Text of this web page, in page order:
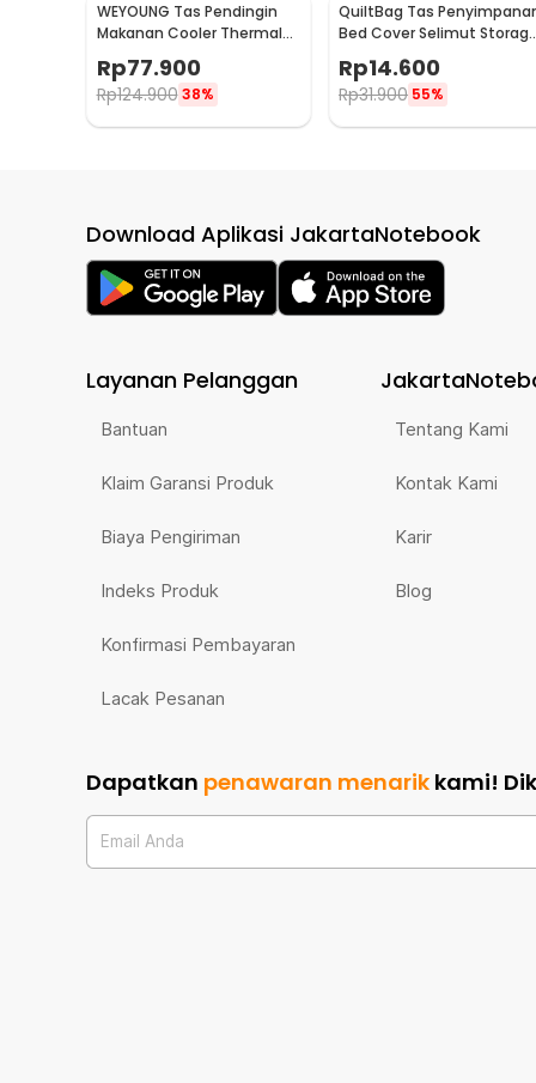
WEYOUNG Tas Pendingin
Makanan Cooler Thermal
Rp77.900
Rp124.900 38%
QuiltBag Tas
Bed Cover Selimut
Bag Organizer 1 PCS - MT6
Rp14.600
Rp31.900 55%
Download Aplikasi JakartaNotebook
Layanan Pelanggan
Bantuan
Klaim Garansi Produk
Biaya Pengiriman
Indeks Produk
Konfirmasi Pembayaran
Lacak Pesanan
Tentang Kami
Kontak Kami
Karir
Blog
Dapatkan penawaran menarik kami!
Email Anda